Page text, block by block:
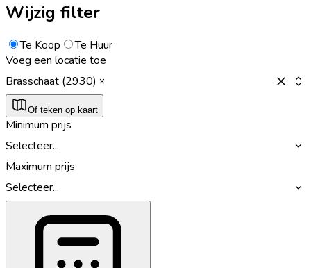
Wijzig filter
Te Koop
Te Huur
Voeg een locatie toe
Brasschaat (2930)
Of teken op kaart
Minimum prijs
Selecteer...
Maximum prijs
Selecteer...